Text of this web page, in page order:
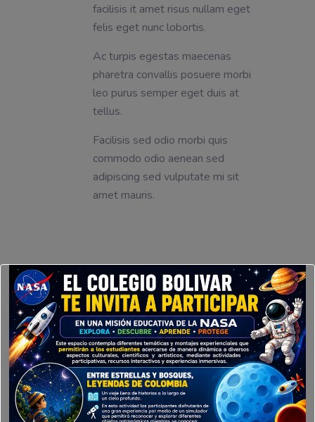
facilisis it amet risus nullam eget
felis eget nunc lobortis.
Ac turpis egestas maecenas
pharetra convallis posuere morbi
leo purus semper eget duis at
tellus.
Facilisis sed odio morbi quis
commodo odio aenean sed
adipiscing sed vulputate mi sit
amet mauris.
Tags:
Nursery Pre-Primary